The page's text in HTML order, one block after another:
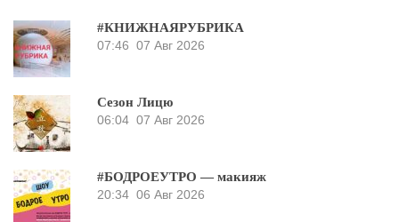
#КНИЖНАЯРУБРИКА
07:46 07 Авг 2026
Сезон Лицю
06:04 07 Авг 2026
#БОДРОЕУТРО — макияж
20:34 06 Авг 2026